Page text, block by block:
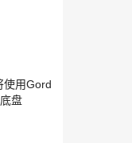
？
使用Gord
盘